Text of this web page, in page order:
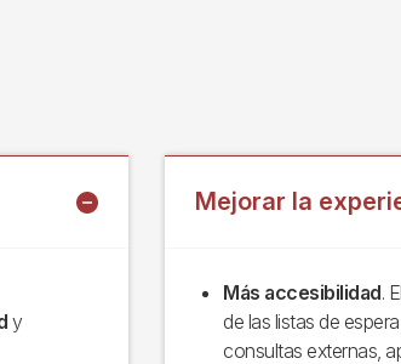
y
Mejorar la
Más accesibilidad.
de las listas de
consultas externas,